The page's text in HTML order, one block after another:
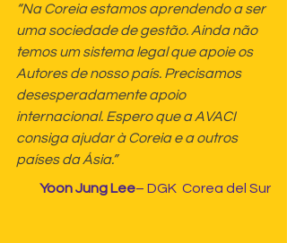
“Na Coreia estamos aprendendo a ser
uma sociedade de gestão. Ainda não
temos um sistema legal que apoie os
Autores de nosso país. Precisamos
desesperadamente apoio
internacional. Espero que a AVACI
consiga ajudar à Coreia e a outros
países da Ásia.”
Yoon Jung Lee– DGK  Corea del Sur